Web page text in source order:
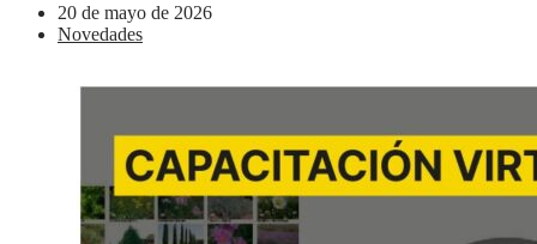
20 de mayo de 2026
Novedades